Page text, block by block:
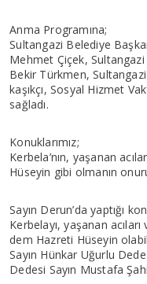
Anma Programına;
Sultangazi Belediye
Mehmet Çiçek,
Bekir Türkmen,
kaşıkçı, Sosyal Hizmet
sağladı.
Konuklarımız;
Kerbela’nın, yaşanan
Hüseyin gibi olmanın
Sayın Derun’da yaptığı
Kerbelayı, yaşanan
dem Hazreti Hüseyin
Sayın Hünkar Uğurlu
Dedesi Sayın Mustafa